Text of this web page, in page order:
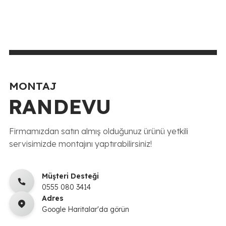
MONTAJ
RANDEVU
Firmamızdan satın almış olduğunuz ürünü yetkili
servisimizde montajını yaptırabilirsiniz!
Müşteri Desteği
0555 080 3414
Adres
Google Haritalar'da görün